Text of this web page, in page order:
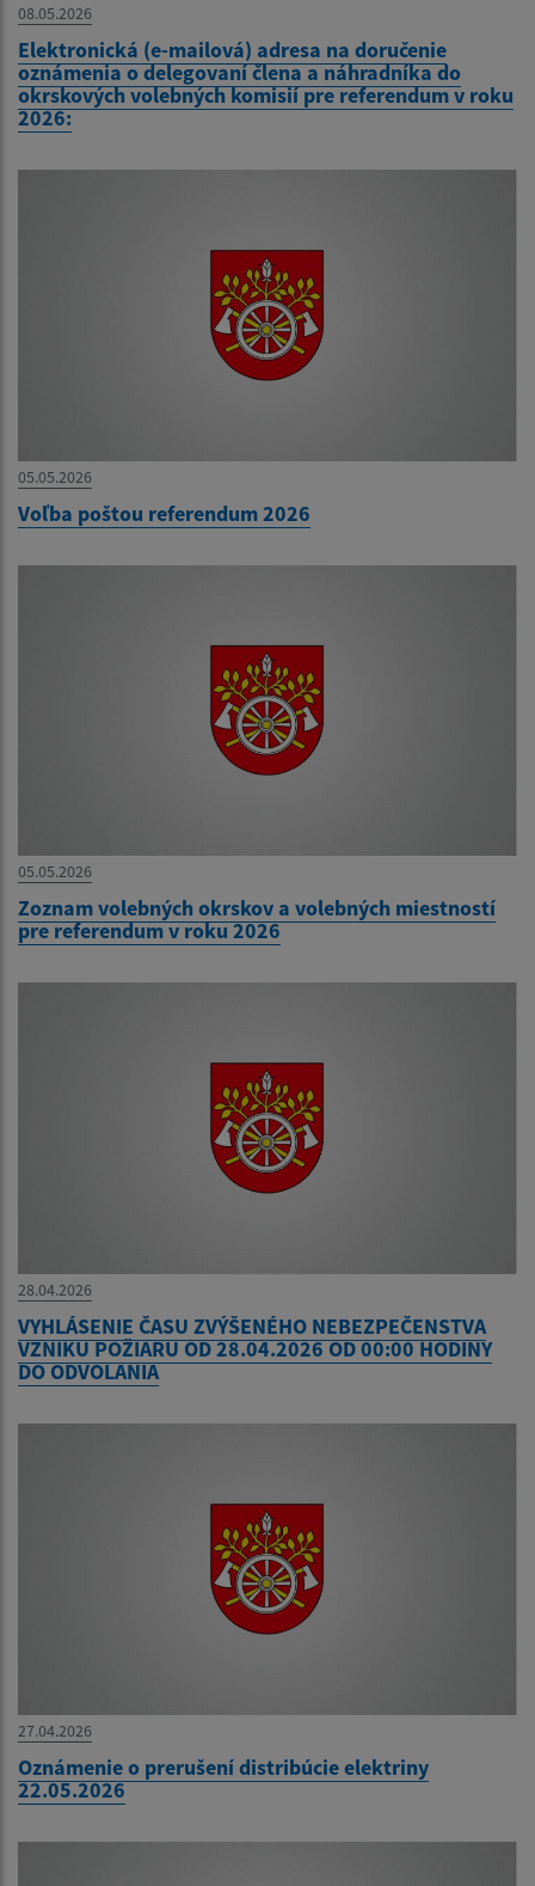
08.05.2026
Elektronická (e-mailová) adresa na doručenie
oznámenia o delegovaní člena a náhradníka do
okrskových volebných komisií pre referendum v roku
2026:
05.05.2026
Voľba poštou referendum 2026
05.05.2026
Zoznam volebných okrskov a volebných miestností
pre referendum v roku 2026
28.04.2026
VYHLÁSENIE ČASU ZVÝŠENÉHO NEBEZPEČENSTVA
VZNIKU POŽIARU OD 28.04.2026 OD 00:00 HODINY
DO ODVOLANIA
27.04.2026
Oznámenie o prerušení distribúcie elektriny
22.05.2026